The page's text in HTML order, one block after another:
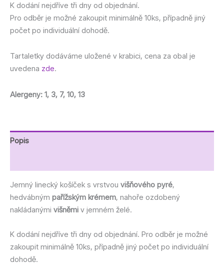
K dodání nejdříve tři dny od objednání.
Pro odběr je možné zakoupit minimálně 10ks, případně jiný
počet po individuální dohodě.
Tartaletky dodáváme uložené v krabici, cena za obal je
uvedena zde.
Alergeny: 1, 3, 7, 10, 13
Popis
Jemný linecký košíček s vrstvou višňového pyré,
hedvábným pařížským krémem, nahoře ozdobený
nakládanými višněmi v jemném želé.
K dodání nejdříve tři dny od objednání. Pro odběr je možné
zakoupit minimálně 10ks, případně jiný počet po individuální
dohodě.